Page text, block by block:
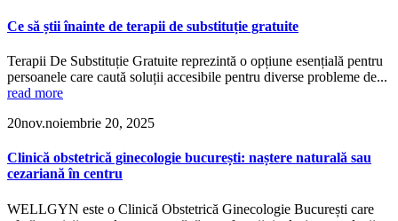
Ce să știi înainte de terapii de substituție gratuite
Terapii De Substituție Gratuite reprezintă o opțiune esențială pentru
persoanele care caută soluții accesibile pentru diverse probleme de...
read more
20nov.noiembrie 20, 2025
Clinică obstetrică ginecologie bucurești: naștere naturală sau
cezariană în centru
WELLGYN este o Clinică Obstetrică Ginecologie București care